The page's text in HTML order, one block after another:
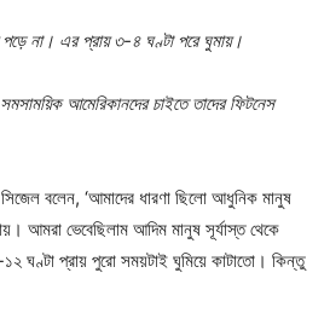
পড়ে না। এর প্রায় ৩-৪ ঘণ্টা পরে ঘুমায়।
আমেরিকানদের চাইতে তাদের ফিটনেস
বলেন, ‘আমাদের ধারণা ছিলো আধুনিক মানুষ
আমরা ভেবেছিলাম আদিম মানুষ সূর্যাস্ত থেকে
ঘণ্টা প্রায় পুরো সময়টাই ঘুমিয়ে কাটাতো। কিন্তু